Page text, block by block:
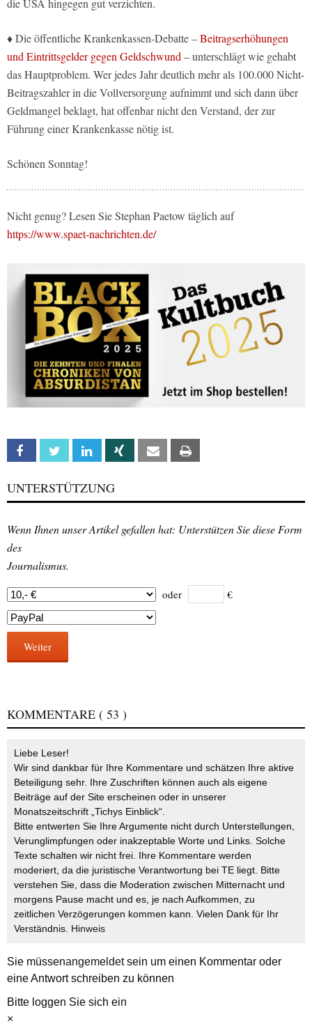
die USA hingegen gut verzichten.
♦ Die öffentliche Krankenkassen-Debatte –Beitragserhöhungen
und Eintrittsgelder gegen Geldschwund– unterschlägt wie gehabt
das Hauptproblem. Wer jedes Jahr deutlich mehr als 100.000 Nicht-
Beitragszahler in die Vollversorgung aufnimmt und sich dann über
Geldmangel beklagt, hat offenbar nicht den Verstand, der zur
Führung einer Krankenkasse nötig ist.
Schönen Sonntag!
Nicht genug? Lesen Sie Stephan Paetow täglich auf
https://www.spaet-nachrichten.de/
Facebook Twitter Linkedin Xing Email
UNTERSTÜTZUNG
Wenn Ihnen unser Artikel gefallen hat: Unterstützen Sie diese Form
des
Journalismus.
oder €
Weiter
KOMMENTARE ( 53 )
Liebe Leser!
Wir sind dankbar für Ihre Kommentare und schätzen Ihre aktive
Beteiligung sehr. Ihre Zuschriften können auch als eigene
Beiträge auf der Site erscheinen oder in unserer
Monatszeitschrift „Tichys Einblick“.
Bitte entwerten Sie Ihre Argumente nicht durch Unterstellungen,
Verunglimpfungen oder inakzeptable Worte und Links. Solche
Texte schalten wir nicht frei. Ihre Kommentare werden
moderiert, da die juristische Verantwortung bei TE liegt. Bitte
verstehen Sie, dass die Moderation zwischen Mitternacht und
morgens Pause macht und es, je nach Aufkommen, zu
zeitlichen Verzögerungen kommen kann. Vielen Dank für Ihr
Verständnis. Hinweis
Sie müssenangemeldetsein um einen Kommentar oder
eine Antwort schreiben zu können
Bitte loggen Sie sich ein
×